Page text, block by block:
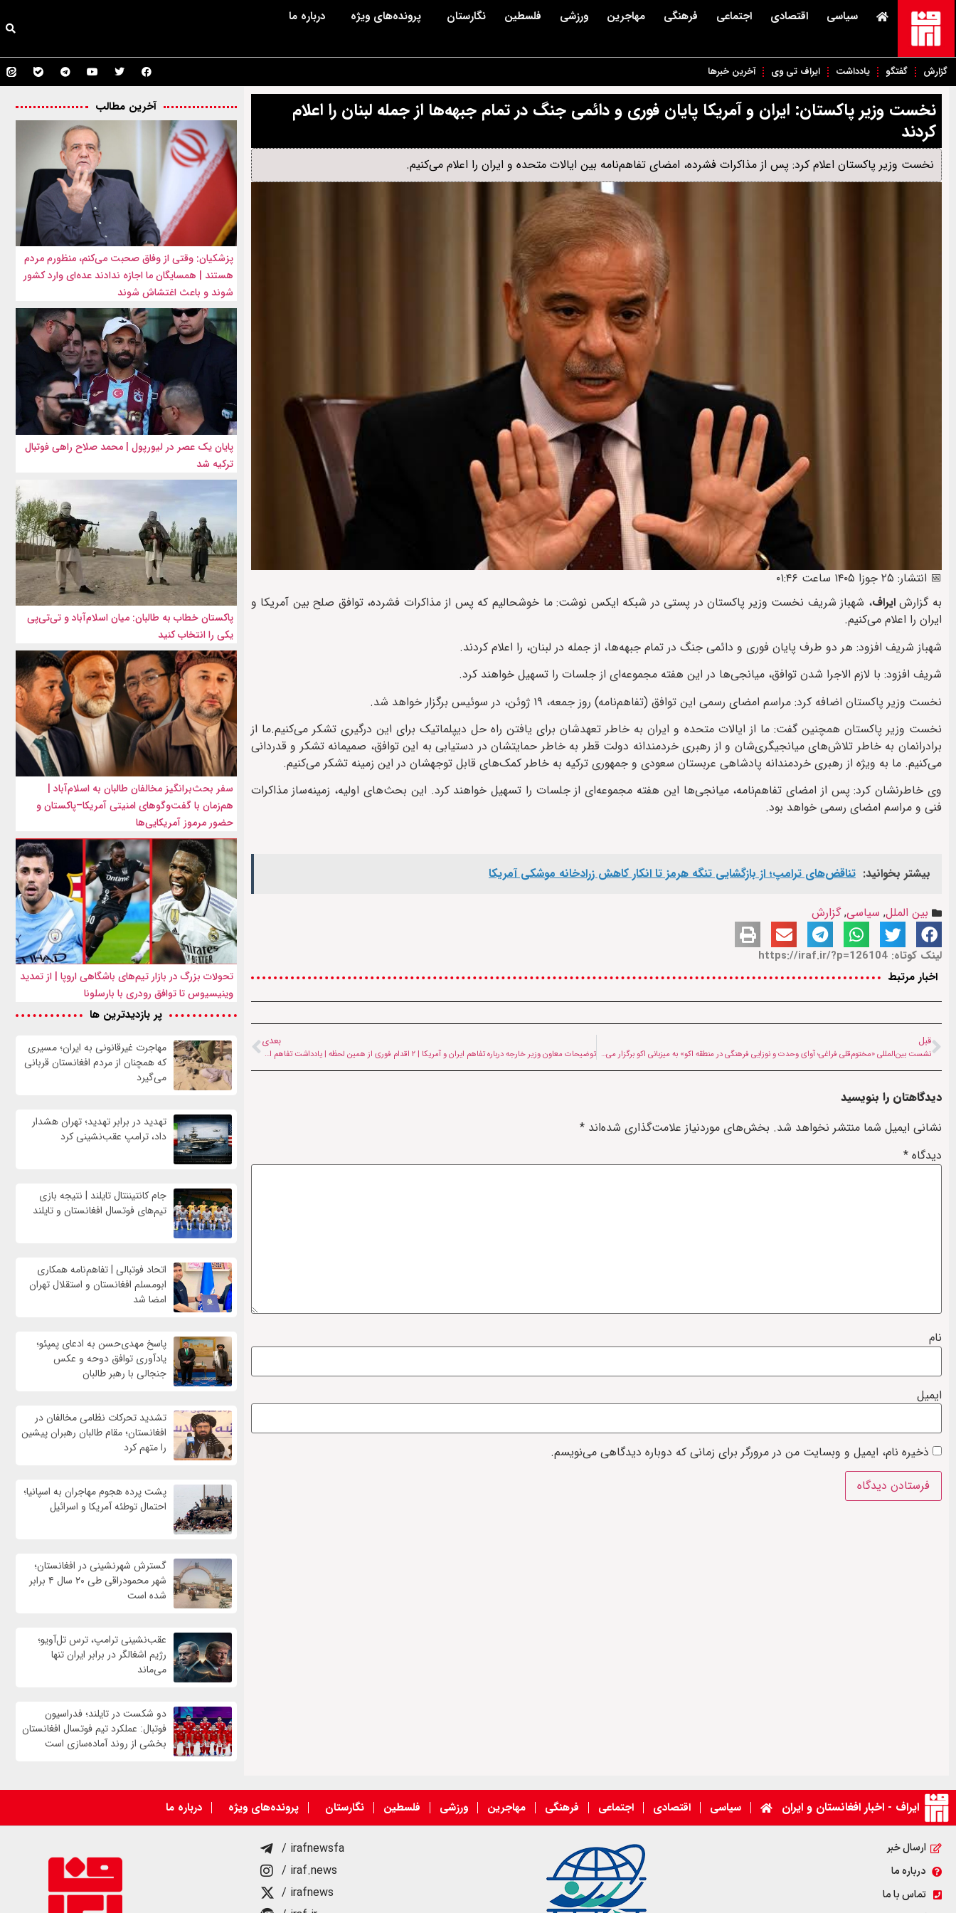
سیاسی اقتصادی اجتماعی فرهنگی مهاجرین ورزشی فلسطین نگارستان پرونده‌های ویژه درباره ما
گزارش گفتگو یادداشت ایراف تی وی آخرین خبرها
نخست وزیر پاکستان: ایران و آمریکا پایان فوری و دائمی جنگ در تمام جبهه‌ها از جمله لبنان را اعلام
کردند
نخست وزیر پاکستان اعلام کرد: پس از مذاکرات فشرده، امضای تفاهم‌نامه بین ایالات متحده و ایران را اعلام می‌کنیم.
📅 انتشار: ۲۵ جوزا ۱۴۰۵ ساعت ۰۱:۴۶
به گزارشایراف، شهباز شریف نخست وزیر پاکستان در پستی در شبکه ایکس نوشت: ما خوشحالیم که پس از مذاکرات فشرده، توافق صلح بین آمریکا و
ایران را اعلام می‌کنیم.
شهباز شریف افزود: هر دو طرف پایان فوری و دائمی جنگ در تمام جبهه‌ها، از جمله در لبنان، را اعلام کردند.
شریف افزود: با لازم الاجرا شدن توافق، میانجی‌ها در این هفته مجموعه‌ای از جلسات را تسهیل خواهند کرد.
نخست وزیر پاکستان اضافه کرد: مراسم امضای رسمی این توافق (تفاهم‌نامه) روز جمعه، ۱۹ ژوئن، در سوئیس برگزار خواهد شد.
نخست وزیر پاکستان همچنین گفت: ما از ایالات متحده و ایران به خاطر تعهدشان برای یافتن راه حل دیپلماتیک برای این درگیری تشکر می‌کنیم.ما از
برادرانمان به خاطر تلاش‌های میانجیگری‌شان و از رهبری خردمندانه دولت قطر به خاطر حمایتشان در دستیابی به این توافق، صمیمانه تشکر و قدردانی
می‌کنیم. ما به ویژه از رهبری خردمندانه پادشاهی عربستان سعودی و جمهوری ترکیه به خاطر کمک‌های قابل توجهشان در این زمینه تشکر می‌کنیم.
وی خاطرنشان کرد: پس از امضای تفاهم‌نامه، میانجی‌ها این هفته مجموعه‌ای از جلسات را تسهیل خواهند کرد. این بحث‌های اولیه، زمینه‌ساز مذاکرات
فنی و مراسم امضای رسمی خواهد بود.
بیشتر بخوانید: تناقض‌های ترامپ؛ از بازگشایی تنگه هرمز تا انکار کاهش زرادخانه موشکی آمریکا
بین الملل, سیاسی,گزارش
لینک کوتاه: https://iraf.ir/?p=126104
اخبار مرتبط
قبل
نشست بین‌المللی «مختوم‌قلی فراغی؛ آوای وحدت و نوزایی فرهنگی در منطقه اکو» به میزبانی اکو برگزار می‌شود
بعدی
توضیحات معاون وزیر خارجه درباره تفاهم ایران و آمریکا | ۲ اقدام فوری از همین لحظه | یادداشت تفاهم اسلام آباد روز جمعه در سوئیس انجام می‌شود
دیدگاهتان را بنویسید
نشانی ایمیل شما منتشر نخواهد شد. بخش‌های موردنیاز علامت‌گذاری شده‌اند *
دیدگاه *
نام
ایمیل
ذخیره نام، ایمیل و وبسایت من در مرورگر برای زمانی که دوباره دیدگاهی می‌نویسم.
آخرین مطالب
پزشکیان: وقتی از وفاق صحبت می‌کنم، منظورم مردم
هستند | همسایگان ما اجازه ندادند عده‌ای وارد کشور
شوند و باعث اغتشاش شوند
پایان یک عصر در لیورپول | محمد صلاح راهی فوتبال
ترکیه شد
پاکستان خطاب به طالبان: میان اسلام‌آباد و تی‌تی‌پی
یکی را انتخاب کنید
سفر بحث‌برانگیز مخالفان طالبان به اسلام‌آباد |
هم‌زمان با گفت‌وگوهای امنیتی آمریکا–پاکستان و
حضور مرموز آمریکایی‌ها
تحولات بزرگ در بازار تیم‌های باشگاهی اروپا | از تمدید
وینیسیوس تا توافق رودری با بارسلونا
پر بازدیدترین ها
مهاجرت غیرقانونی به ایران؛ مسیری
که همچنان از مردم افغانستان قربانی
می‌گیرد
تهدید در برابر تهدید؛ تهران هشدار
داد، ترامپ عقب‌نشینی کرد
جام کانتیننتال تایلند | نتیجه بازی
تیم‌های فوتسال افغانستان و تایلند
اتحاد فوتبالی | تفاهم‌نامه همکاری
ابومسلم افغانستان و استقلال تهران
امضا شد
پاسخ مهدی‌حسن به ادعای پمپئو؛
یادآوری توافق دوحه و عکس
جنجالی با رهبر طالبان
تشدید تحرکات نظامی مخالفان در
افغانستان؛ مقام طالبان رهبران پیشین
را متهم کرد
پشت پرده هجوم مهاجران به اسپانیا؛
احتمال توطئه آمریکا و اسرائیل
گسترش شهرنشینی در افغانستان؛
شهر محمودراقی طی ۲۰ سال ۴ برابر
شده است
عقب‌نشینی ترامپ، ترس تل‌آویو؛
رژیم اشغالگر در برابر ایران تنها
می‌ماند
دو شکست در تایلند؛ فدراسیون
فوتبال: عملکرد تیم فوتسال افغانستان
بخشی از روند آماده‌سازی است
ایراف - اخبار افغانستان و ایران سیاسی اقتصادی اجتماعی فرهنگی مهاجرین ورزشی فلسطین نگارستان پرونده‌های ویژه درباره ما
ارسال خبر
درباره ما
تماس با ما
/ irafnewsfa
/ iraf.news
/ irafnews